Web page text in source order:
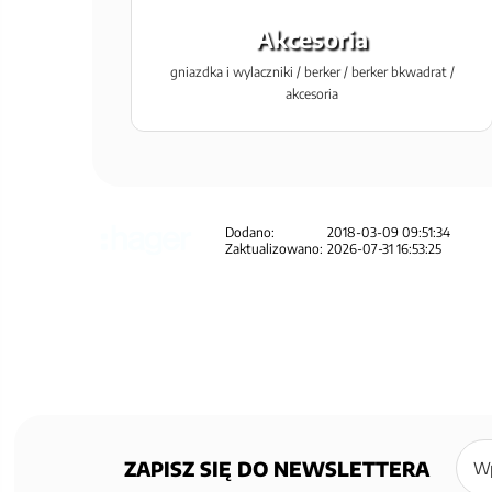
Akcesoria
gniazdka i wylaczniki / berker / berker bkwadrat /
akcesoria
Dodano:
2018-03-09 09:51:34
Zaktualizowano: 2026-07-31 16:53:25
ZAPISZ SIĘ DO NEWSLETTERA
Zapisz
się